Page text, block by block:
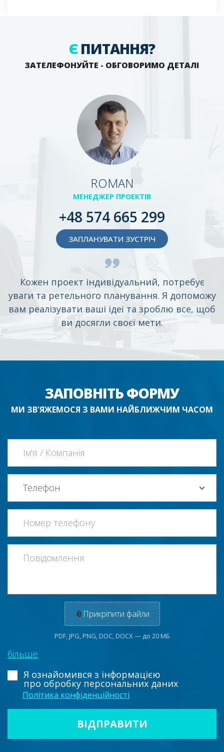
ЄПИТАННЯ?
ЗАТЕЛЕФОНУЙТЕ - ОБГОВОРИМО ДЕТАЛІ
ROMAN
МЕНЕДЖЕР ПРОЕКТІВ
+48 574 665 299
ЗАПЛАНУВАТИ ЗУСТРІЧ
Кожен проект індивідуальний, потребує
уваги та ретельного планування. Я допоможу
вам реалізувати ваші ідеї та зроблю все, щоб
ви досягли своєї мети.
ЗАПОВНІТЬ ФОРМУ
МИ ЗВ'ЯЖЕМОСЯ З ВАМИ НАЙБЛИЖЧИМ ЧАСОМ
📎 Прикріпити файли
PDF, JPG, PNG, DOC, DOCX — до 20 МБ
більше
Я ознайомився з інформацією
про обробку персональних даних
Політика конфіденційності